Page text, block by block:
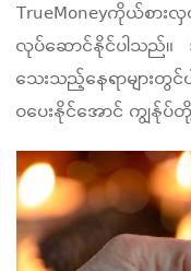
TrueMoneyကိုယ်စာ
လုပ်ဆောင်နိုင်ပါသည်။
သေးသည့်နေရာများတွင်
ဝပေးနိုင်အောင် ကျွန်ုပ်